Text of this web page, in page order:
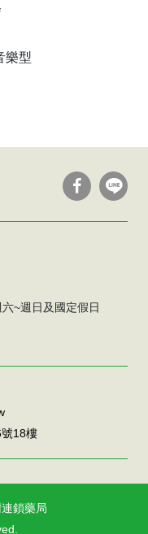
樂型
~週日及國定假日
18樓
鎖藥局